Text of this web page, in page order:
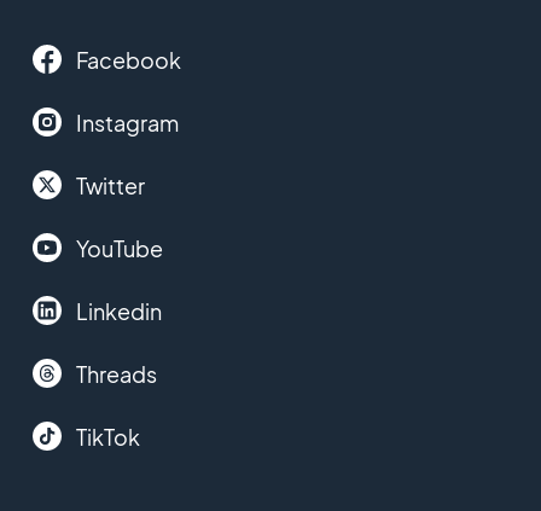
Facebook
Instagram
Twitter
YouTube
Linkedin
Threads
TikTok